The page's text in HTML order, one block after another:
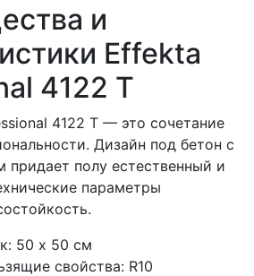
и
Effekta
4122 T
4122 T — это сочетание
Дизайн под бетон с
полу естественный и
параметры
50 х 50 см
свойства: R10